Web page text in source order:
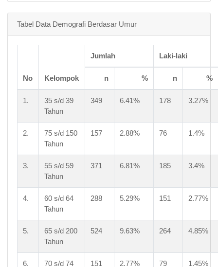
Tabel Data Demografi Berdasar Umur
No Kelompok
Jumlah Laki-laki
n % n %
1.
35 s/d 39
Tahun
349 6.41% 178 3.27%
2.
75 s/d 150
Tahun
157 2.88% 76 1.4%
3.
55 s/d 59
Tahun
371 6.81% 185 3.4%
4.
60 s/d 64
Tahun
288 5.29% 151 2.77%
5.
65 s/d 200
Tahun
524 9.63% 264 4.85%
6.
70 s/d 74
151 2.77% 79 1.45%